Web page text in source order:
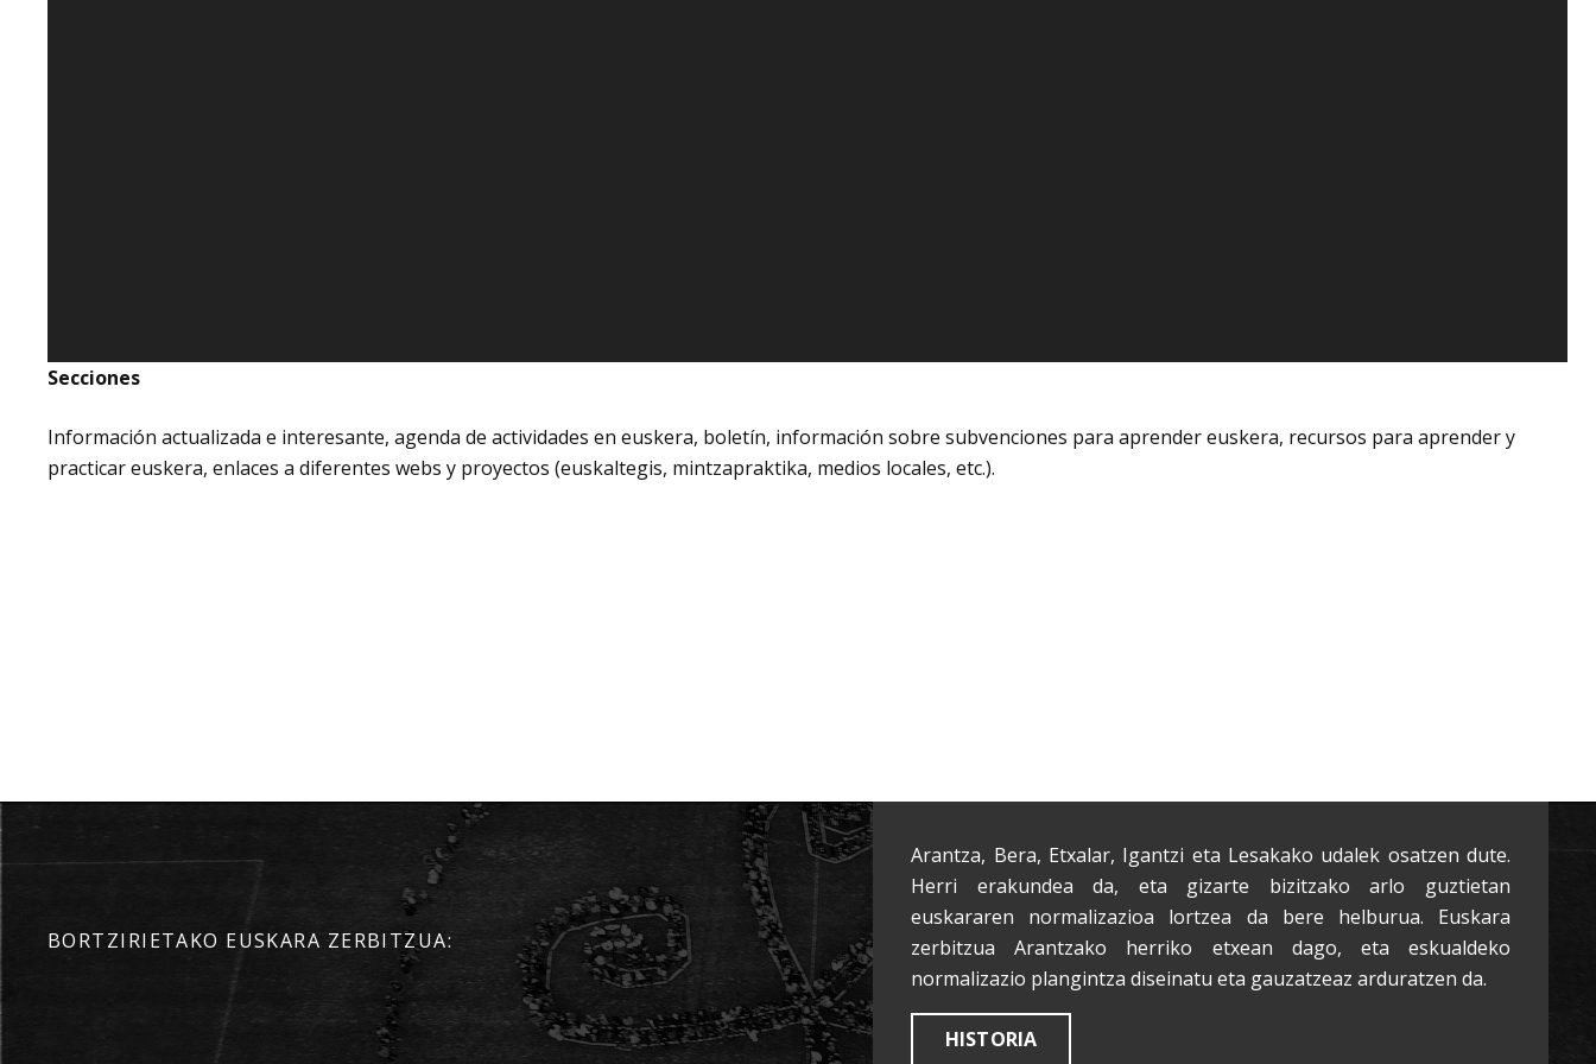
Secciones
Información actualizada e interesante, agenda de actividades en euskera, boletín, información sobre subvenciones para aprender euskera, recursos para aprender y
practicar euskera, enlaces a diferentes webs y proyectos (euskaltegis, mintzapraktika, medios locales, etc.).
BORTZIRIETAKO EUSKARA ZERBITZUA:
Arantza, Bera, Etxalar, Igantzi eta Lesakako udalek osatzen dute.
Herri erakundea da, eta gizarte bizitzako arlo guztietan
euskararen normalizazioa lortzea da bere helburua. Euskara
zerbitzua Arantzako herriko etxean dago, eta eskualdeko
normalizazio plangintza diseinatu eta gauzatzeaz arduratzen da.
HISTORIA